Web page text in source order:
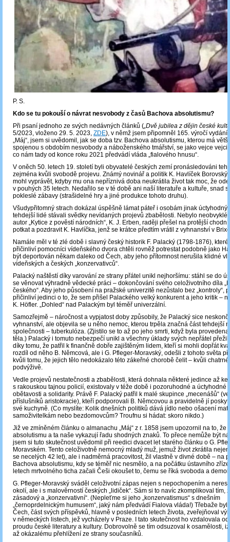
P. S.
Kdo se tu pokouší o návrat nesvobody z časů Bachova absolutismu?
Při psaní jednoho ze svých nedávných článků („Dvě jubilea z dějin české
5/2023, vloženo 29. 5. 2023, ZDE), v němž jsem připomněl 165. výročí vydání
„Máj“, jsem si uvědomil, jak se doba tzv. Bachova absolutismu, kterou má
spojenou s obdobím nesvobody a náboženského tmářství, se jako vejce vejci
co nám tady od konce roku 2021 předvádí vláda „fialového hnusu“.
V oněch 50. letech 19. století byli obyvatelé českých zemí pronásledováni
zejména kvůli svobodě projevu. Známý novinář a politik K. Havlíček Borovský
mohl vyprávět, kdyby mu ona nepříznivá doba neukrátila život tak moc, že
v pouhých 35 letech. Nedařilo se v té době ani naší literatuře a kultuře, snad
pokleslé zábavy (strašidelné hry a jiné produkce tohoto druhu).
Všudypřitomný strach dokázal úspěšně lámat páteř i osobám jinak
tehdejší lidé stávali svědky nevídaných projevů zbabělosti. Nebylo
autor „Kytice z pověstí národních“, K. J. Erben, raději přešel na protější
potkat a pozdravit K. Havlíčka, jenž se krátce předtím vrátil z vyhnanství v
Namále měl v té zlé době i slavný český historik F. Palacký (1798-1876),
přičinliví pomocníci vídeňského dvora chtěli rovněž potrestat podobně jako
být deportován někam daleko od Čech, aby jeho přítomnost nerušila klidné
vídeňských a českých „konzervativců“.
Palacký naštěstí díky varování ze strany přátel unikl nejhoršímu: stáhl se do
se věnovat výhradně vědecké práci – dokončování svého celoživotního díla
českého“. Aby jeho působení na pražské univerzitě nezůstalo bez „kontroly“,
přičinliví jedinci o to, že sem přišel Palackého velký konkurent a jeho kritik –
K. Höfler. „Dohled“ nad Palackým byl téměř univerzální.
Samozřejmě – náročnost a vypjatost doby způsobily, že Palacký sice
vyhnanství, ale objevila se u něho nemoc, kterou trpěla značná část tehdejší
společnosti – tuberkulóza. (Zjistilo se to až po jeho smrti, když byla
těla.) Palacký i tomuto nebezpečí unikl a všechny úklady svých nepřátel
díky tomu, že patřil k finančně dobře zajištěným lidem, kteří si mohli dopřát
rozdíl od něho B. Němcová, ale i G. Pfleger-Moravský, odešli z tohoto světa
kvůli tomu, že jejich tělo nedokázalo této zákeřné chorobě čelit – kvůli
podvýživě.
Vedle projevů nestatečnosti a zbabělosti, která dohnala některé jedince až
s rakouskou tajnou policií, existovaly v téže době i pozoruhodné a úctyhodné
obětavosti a solidarity. Právě F. Palacký patřil k malé skupince „mecenášů“
příslušníků aristokracie), kteří podporovali B. Němcovou a pravidelně jí
své kuchyně. (Co myslíte: Kolik dnešních politiků dává jídlo nebo ošacení
samoživitelkám nebo bezdomovcům? Troufnu si hádat: skoro nikdo.)
Již ve zmíněném článku o almanachu „Máj“ z r. 1858 jsem upozornil na to, že
absolutismu a ta naše vykazují řadu shodných znaků. To přece nemůže být
jsem si tuto skutečnost uvědomil při reedici dvacet let starého článku o G.
Moravském. Tento celoživotně nemocný mladý muž, jemuž život zkrátila
se necelých 42 let), ale i nadměrná pracovitost, žil vlastně v divné době – na
Bachova absolutismu, kdy se téměř nic nesmělo, a na počátku ústavního
letech mrtvolného ticha začali Češi okoušet to, čemu se říká svoboda a
G. Pfleger-Moravský sváděl celoživotní zápas nejen s nepochopením a
okolí, ale i s malověrností českých „lidiček“. Sám si to navíc zkomplikoval tím,
zásadový a „konzervativní“. (Nepleťme si jeho „konzervatismus“ s dnešním
„černoprdelnickým humusem“, jaký nám předvádí Fialova vláda!) Třebaže byl
Čech, část svých příspěvků, hlavně v posledních letech života, zveřejňoval
v německých listech, jež vycházely v Praze. I tato skutečnost ho vzdalovala
proudu české literatury a kultury. Dobrovolně se tím odsuzoval k osamělosti,
až okázalému přehlížení ze strany současníků.